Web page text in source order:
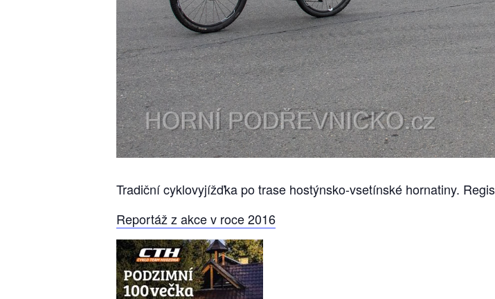
Tradiční cyklovyjížďka po trase hostýnsko-vsetínské hornatiny.
Reportáž z akce v roce 2016